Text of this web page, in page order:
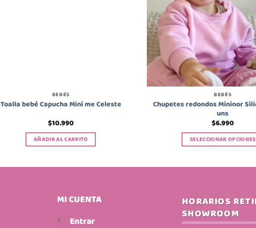
BEBÉS
Toalla bebé Capucha Mini me Celeste
$10.990
AÑADIR AL CARRITO
BEBÉS
Chupetes redondos Mininor
uns
$6.990
SELECCIONAR OPCIONES
variantes.
Las
opciones
MI CUENTA
Entrar
HORARIOS
SHOWROOM